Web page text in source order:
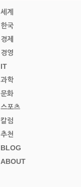
세계
한국
경제
경영
IT
과학
문화
스포츠
칼럼
추천
BLOG
ABOUT